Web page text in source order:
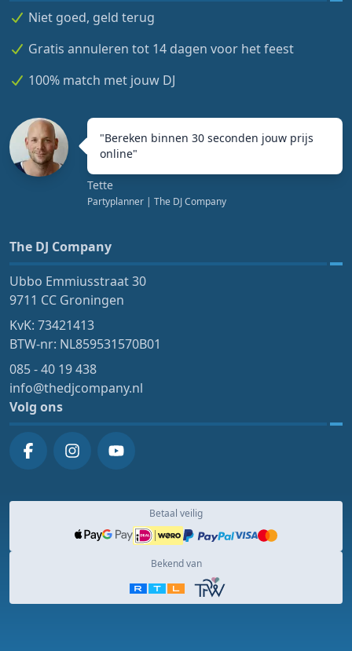
Niet goed, geld terug
Gratis annuleren tot 14 dagen voor het feest
100% match met jouw DJ
"Bereken binnen 30 seconden jouw prijs
online"
Tette
Partyplanner | The DJ Company
The DJ Company
Ubbo Emmiusstraat 30
9711 CC Groningen
KvK: 73421413
BTW-nr: NL859531570B01
085 - 40 19 438
info@thedjcompany.nl
Volg ons
Betaal veilig
Bekend van